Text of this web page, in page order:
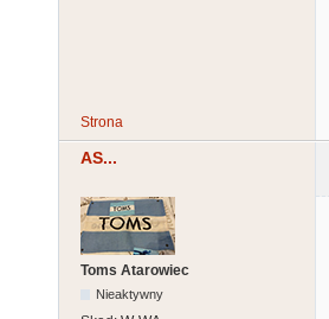
Strona
AS...
Toms Atarowiec
Nieaktywny